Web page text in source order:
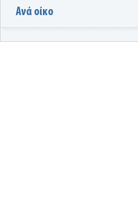
Ανά οίκο